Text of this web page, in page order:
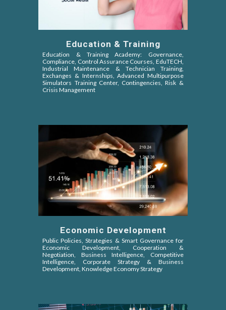
Education & Training
Education & Training Academy: Governance,
Compliance, Control Assurance Courses, EduTECH,
Industrial Maintenance & Technician Training,
Exchanges & Internships, Advanced Multipurpose
Simulators Training Center, Contingencies, Risk &
Crisis Management
Economic Development
Public Policies, Strategies & Smart Governance for
Economic Development, Cooperation &
Negotiation, Business Intelligence, Competitive
Intelligence, Corporate Strategy & Business
Development, Knowledge Economy Strategy